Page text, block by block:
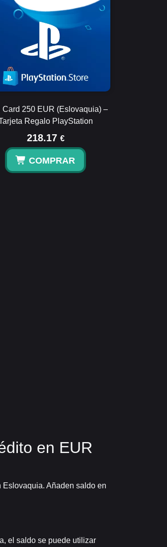
Card 250 EUR (Eslovaquia) –
Regalo PlayStation
218.17 €
COMPRAR
en EUR
Añaden saldo en
el saldo se puede utilizar